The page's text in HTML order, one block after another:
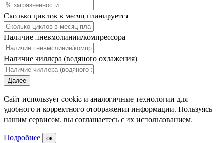
Сколько циклов в месяц планируется
Наличие пневмолинии/компрессора
Наличие чиллера (водяного охлажения)
Далее
Сайт использует cookie и аналогичные технологии для
удобного и корректного отображения информации. Пользуясь
нашим сервисом, вы соглашаетесь с их использованием.
Подробнее
ок